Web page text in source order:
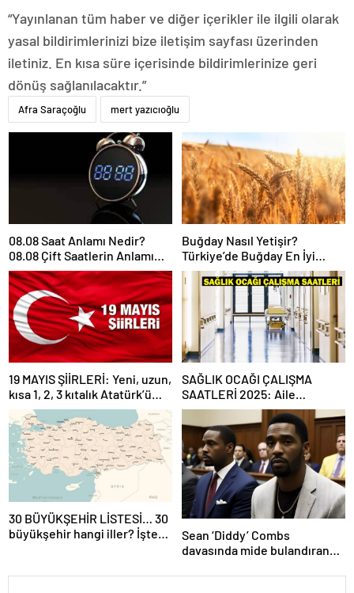
“Yayınlanan tüm haber ve diğer içerikler ile ilgili olarak
yasal bildirimlerinizi bize iletişim sayfası üzerinden
iletiniz. En kısa süre içerisinde bildirimlerinize geri
dönüş sağlanılacaktır.”
Afra Saraçoğlu mert yazıcıoğlu
08.08 Saat Anlamı Nedir?
08.08 Çift Saatlerin Anlamı
Nasıl Yorumlanır?
Buğday Nasıl Yetişir?
Türkiye’de Buğday En İyi
Nerede Yetişir?
19 MAYIS ŞİİRLERİ: Yeni, uzun,
kısa 1, 2, 3 kıtalık Atatürk’ü
Anma Gençlik ve Spor
Bayramı şiirleri…
SAĞLIK OCAĞI ÇALIŞMA
SAATLERİ 2025: Aile
Hekimliği kaçta açılıyor, kaça
kadar açık? Sağlık ocağı hafta
sonu açık mı?
30 BÜYÜKŞEHİR LİSTESİ… 30
büyükşehir hangi iller? İşte
Sean ‘Diddy’ Combs
davasında mide bulandıran